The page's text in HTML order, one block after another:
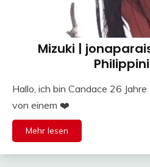
Mizuki |
Hallo, ich bin Candace 26
von einem ❤️
Mehr lesen